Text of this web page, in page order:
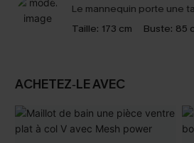
Le mannequin porte une
Taille: 173 cm Buste: 85
ACHETEZ‑LE AVEC